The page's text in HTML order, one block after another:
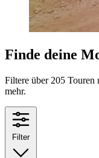
Finde deine
Filtere über 205 Touren
mehr.
Filter